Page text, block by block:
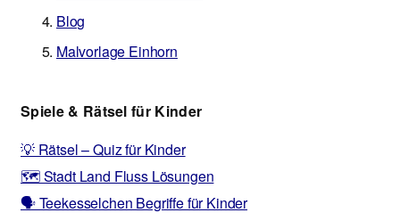
Blog
Malvorlage Einhorn
Spiele & Rätsel für Kinder
💡 Rätsel – Quiz für Kinder
🗺️ Stadt Land Fluss Lösungen
🗣️ Teekesselchen Begriffe für Kinder